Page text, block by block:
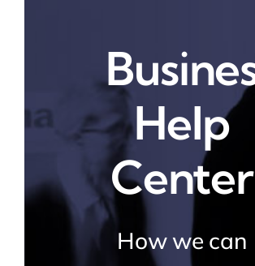
Help
Center
How we can